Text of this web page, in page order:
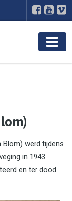
Blom) werd tijdens
in 1943
en ter dood